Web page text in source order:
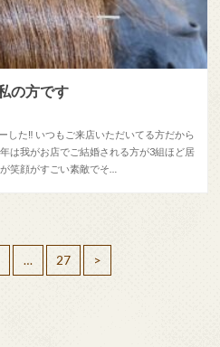
の方です
した‼︎ いつもご来店いただいてる方だから
は我がお店でご結婚される方が3組ほど居
笑顔がすごい素敵でそ…
… 27 >